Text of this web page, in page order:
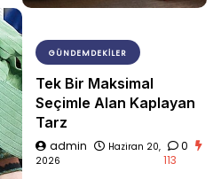
GÜNDEMDEKILER
Tek Bir Maksimal
Seçimle Alan Kaplayan
Tarz
admin
Haziran 20,
2026
0
113